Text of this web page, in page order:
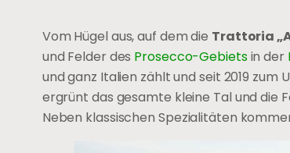
Vom Hügel aus, auf dem die Trattoria
und Felder des Prosecco-Gebietsin der
und ganz Italien zählt und seit 2019 zum
ergrünt das gesamte kleine Tal und die
Neben klassischen Spezialitäten